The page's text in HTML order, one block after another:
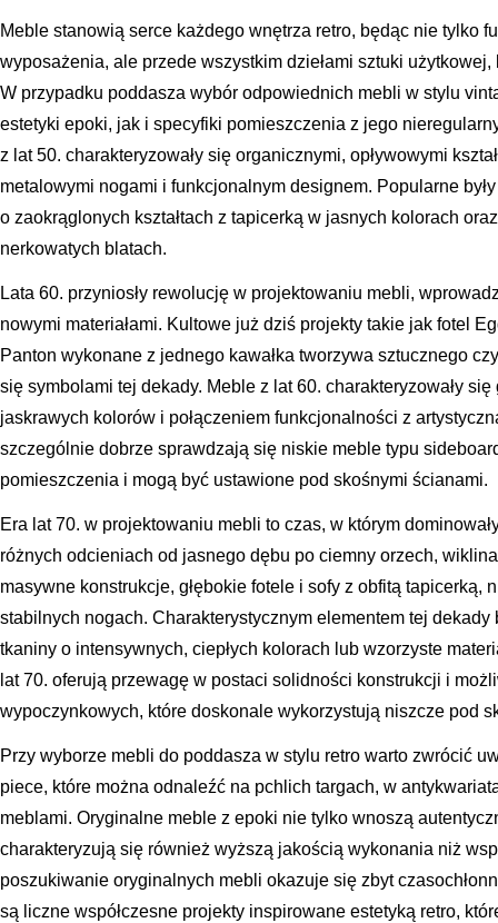
Meble stanowią serce każdego wnętrza retro, będąc nie tylko
wyposażenia, ale przede wszystkim dziełami sztuki
W przypadku poddasza wybór odpowiednich mebli w stylu
estetyki epoki, jak i specyfiki pomieszczenia z jego
z lat 50. charakteryzowały się organicznymi, opływowymi
metalowymi nogami i funkcjonalnym designem. Popularne
o zaokrąglonych kształtach z tapicerką w jasnych kolorach
nerkowatych blatach.
Lata 60. przyniosły rewolucję w projektowaniu mebli,
nowymi materiałami. Kultowe już dziś projekty takie jak fotel
Panton wykonane z jednego kawałka tworzywa sztucznego
się symbolami tej dekady. Meble z lat 60. charakteryzowały
jaskrawych kolorów i połączeniem funkcjonalności z
szczególnie dobrze sprawdzają się niskie meble typu
pomieszczenia i mogą być ustawione pod skośnymi ścianami.
Era lat 70. w projektowaniu mebli to czas, w którym
różnych odcieniach od jasnego dębu po ciemny orzech,
masywne konstrukcje, głębokie fotele i sofy z obfitą tapicerką,
stabilnych nogach. Charakterystycznym elementem tej dekady
tkaniny o intensywnych, ciepłych kolorach lub wzorzyste
lat 70. oferują przewagę w postaci solidności konstrukcji i
wypoczynkowych, które doskonale wykorzystują niszcze pod
Przy wyborze mebli do poddasza w stylu retro warto zwrócić
piece, które można odnaleźć na pchlich targach, w
meblami. Oryginalne meble z epoki nie tylko wnoszą
charakteryzują się również wyższą jakością wykonania niż
poszukiwanie oryginalnych mebli okazuje się zbyt
są liczne współczesne projekty inspirowane estetyką retro,